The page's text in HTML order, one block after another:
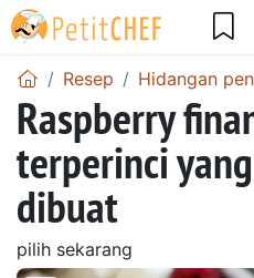
Resep Hidangan
Raspberry
terperinci
dibuat
pilih sekarang